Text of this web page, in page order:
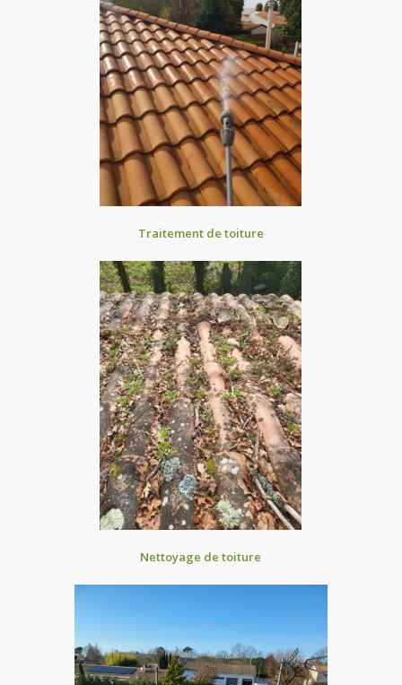
Traitement de toiture
Nettoyage de toiture